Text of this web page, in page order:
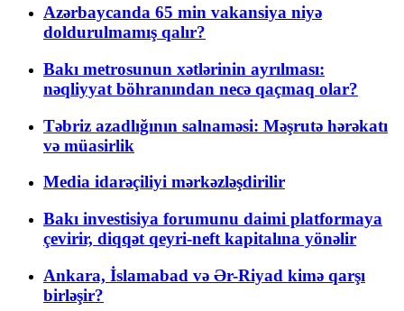
Azərbaycanda 65 min vakansiya niyə
doldurulmamış qalır?
Bakı metrosunun xətlərinin ayrılması:
nəqliyyat böhranından necə qaçmaq olar?
Təbriz azadlığının salnaməsi: Məşrutə hərəkatı
və müasirlik
Media idarəçiliyi mərkəzləşdirilir
Bakı investisiya forumunu daimi platformaya
çevirir, diqqət qeyri-neft kapitalına yönəlir
Ankara, İslamabad və Ər-Riyad kimə qarşı
birləşir?